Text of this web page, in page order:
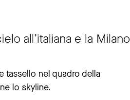
all’italiana e la Milano
tassello nel quadro della
lo skyline.